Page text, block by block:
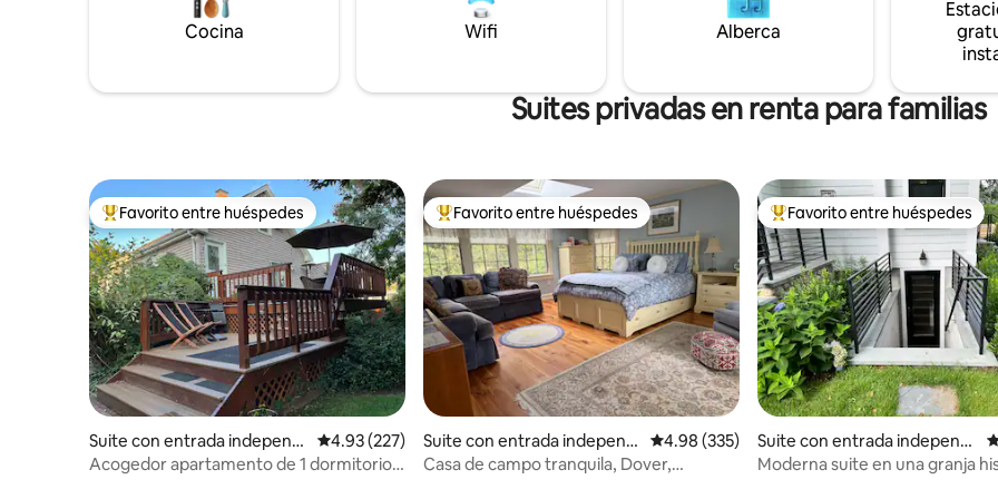
Cocina Wifi Alberca
Suites privadas en renta para familias
De los mejores en Favorito entre huéspedes
Favorito entre huéspedes
Suite con entrada independi
ente en Arlington
Calificación promedio: 4.93 de 5; 227 evaluaciones
4.93 (227)
Acogedor apartamento de 1 dormitorio
De los mejores en Favorito entre huéspedes
Favorito entre huéspedes
Suite con entrada independi
ente en Dover
Calificación promedio: 4.98 de 5; 335
4.98 (335)
Casa de campo tranquila, Dover,
De los mejores en Favorito
Favorito entre huéspedes
Suite con entrada independi
ente en Lexington
Moderna suite en una granja